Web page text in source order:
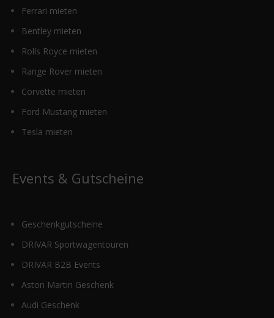
Ferrari mieten
Bentley mieten
Rolls Royce mieten
Range Rover mieten
Corvette mieten
Ford Mustang mieten
Tesla mieten
Events & Gutscheine
Geschenkgutscheine
DRIVAR Sportwagentouren
DRIVAR B2B Events
Aston Martin Geschenk
Audi Geschenk